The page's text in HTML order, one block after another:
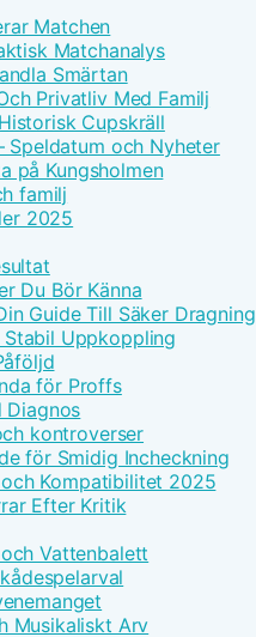
Matchen
Matchanalys
Smärtan
Privatliv Med Familj
Cupskräll
Speldatum och Nyheter
på Kungsholmen
familj
2025
Du Bör Känna
Guide Till Säker Dragning
Uppkoppling
för Proffs
Diagnos
kontroverser
för Smidig Incheckning
Kompatibilitet 2025
Efter Kritik
Vattenbalett
Musikaliskt Arv